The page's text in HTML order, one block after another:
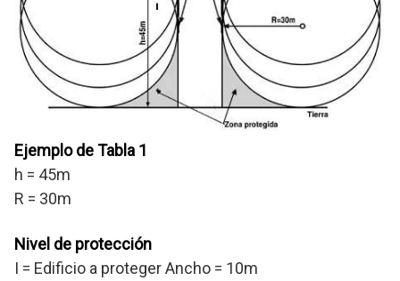
Ejemplo de Tabla 1
h = 45m
R = 30m
Nivel de protección
I = Edificio a proteger Ancho = 10m